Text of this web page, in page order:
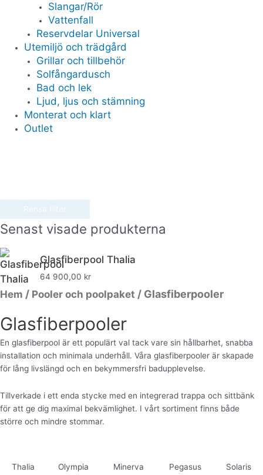
Slangar/Rör
Vattenfall
Reservdelar Universal
Utemiljö och trädgård
Grillar och tillbehör
Solfångardusch
Bad och lek
Ljud, ljus och stämning
Monterat och klart
Outlet
Rensa filter
Senast visade produkterna
Glasfiberpool Thalia
64 900,00 kr
Hem / Pooler och poolpaket / Glasfiberpooler
Glasfiberpooler
En glasfiberpool är ett populärt val tack vare sin hållbarhet, snabba
installation och minimala underhåll. Våra glasfiberpooler är skapade
för lång livslängd och en bekymmersfri badupplevelse.
Tillverkade i ett enda stycke med en integrerad trappa och sittbänk
för att ge dig maximal bekvämlighet. I vårt sortiment finns både
större och mindre stommar.
Thalia Olympia Minerva Pegasus Solaris